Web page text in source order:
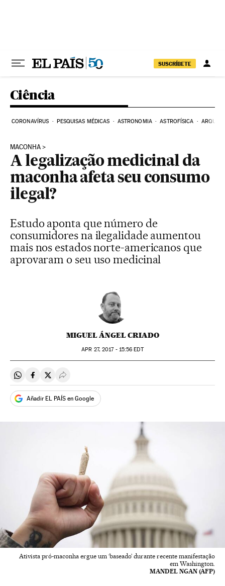
SUSCRÍBETE
Ciência
CORONAVÍRUS PESQUISAS MÉDICAS ASTRONOMIA ASTROFÍSICA
MACONHA
A legalização medicinal da
maconha afeta seu consumo
ilegal?
Estudo aponta que número de
consumidores na ilegalidade aumentou
mais nos estados norte-americanos que
aprovaram o seu uso medicinal
MIGUEL ÁNGEL CRIADO
APR 27, 2017 - 15:56 EDT
Compartir en Whatsapp
Compartir en Facebook
Compartir en Twitter
Desplegar Redes Sociales
Añadir EL PAÍS en Google
Ativista pró-maconha ergue um ‘baseado’ durante recente manifestação
em Washington.
MANDEL NGAN (AFP)